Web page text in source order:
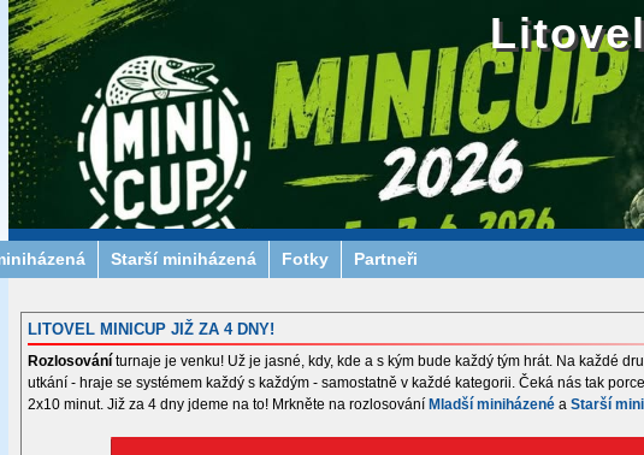
Starší miniházená Fotky Partneři
LITOVEL MINICUP JIŽ ZA 4 DNY!
Rozlosování turnaje je venku! Už je jasné, kdy, kde a s kým bude každý tým hrát. Na každé
utkání - hraje se systémem každý s každým - samostatně v každé kategorii. Čeká nás tak porce
2x10 minut. Již za 4 dny jdeme na to! Mrkněte na rozlosování Mladší miniházené a Starší